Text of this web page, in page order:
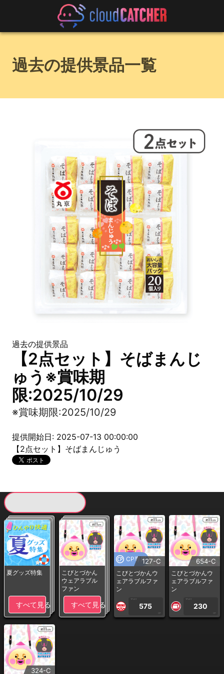
過去の提供景品一覧
過去の提供景品
【2点セット】そばまんじ
ゅう※賞味期
限:2025/10/29
※賞味期限:2025/10/29
提供開始日: 2025-07-13 00:00:00
【2点セット】そばまんじゅう
夏グッズ特集
すべて見る
こびとづかん
ウェアラブル
ファン
すべて見る
CP専用127-C
こびとづかんウ
ェアラブルファ
ン
1PLAY
575
CP
654-C
こびとづかんウ
ェアラブルファ
ン
1PLAY
230
CP
324-C